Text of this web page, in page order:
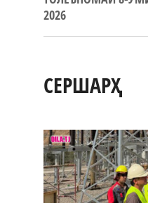
2026
СЕРШАРҲ